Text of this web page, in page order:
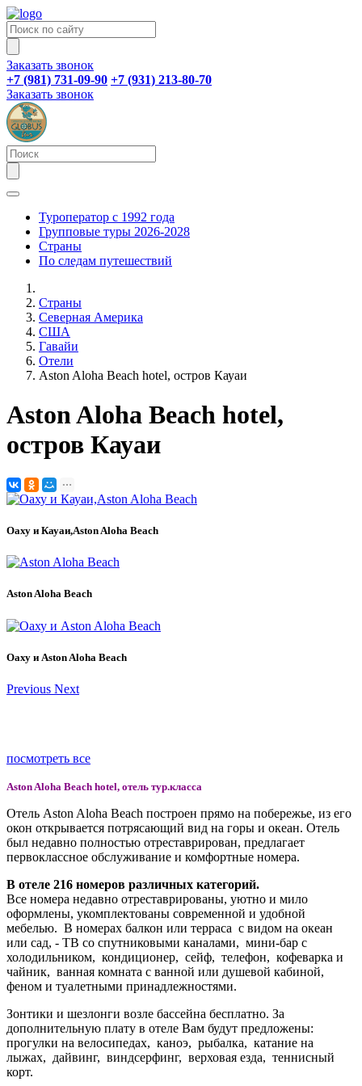
Заказать звонок
+7 (981) 731-09-90 +7 (931) 213-80-70
Заказать звонок
Туроператор с 1992 года
Групповые туры 2026-2028
Страны
По следам путешествий
Страны
Северная Америка
США
Гавайи
Отели
Aston Aloha Beach hotel, остров Кауаи
Aston Aloha Beach hotel,
остров Кауаи
Оаху и Кауаи,Aston Aloha Beach
Aston Aloha Beach
Оаху и Aston Aloha Beach
Previous Next
посмотреть все
Aston Aloha Beach hotel, отель тур.класса
Отель Aston Aloha Beach построен прямо на побережье, из его
окон открывается потрясающий вид на горы и океан. Отель
был недавно полностью отреставрирован, предлагает
первоклассное обслуживание и комфортные номера.
В отеле 216 номеров различных категорий.
Все номера недавно отреставрированы, уютно и мило
оформлены, укомплектованы современной и удобной
мебелью. В номерах балкон или терраса с видом на океан
или сад, - ТВ со спутниковыми каналами, мини-бар с
холодильником, кондиционер, сейф, телефон, кофеварка и
чайник, ванная комната с ванной или душевой кабиной,
феном и туалетными принадлежностями.
Зонтики и шезлонги возле бассейна бесплатно. За
дополнительную плату в отеле Вам будут предложены:
прогулки на велосипедах, каноэ, рыбалка, катание на
лыжах, дайвинг, виндсерфинг, верховая езда, теннисный
корт.